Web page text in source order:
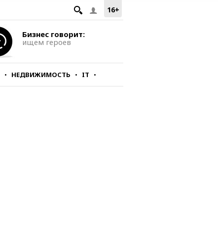
16+
Бизнес говорит:
ищем героев
НЕДВИЖИМОСТЬ IT